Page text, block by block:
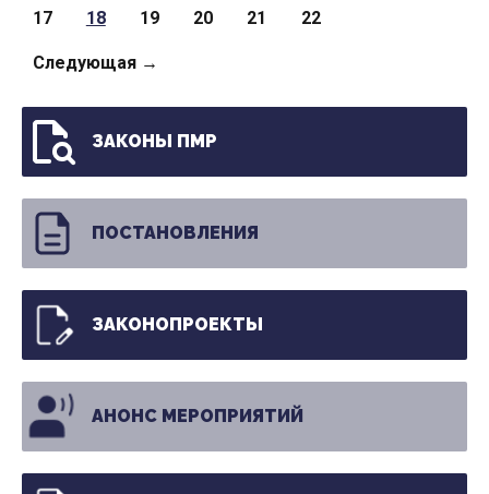
17 18 19 20 21 22
Следующая →
ЗАКОНЫ ПМР
ПОСТАНОВЛЕНИЯ
ЗАКОНОПРОЕКТЫ
АНОНС МЕРОПРИЯТИЙ